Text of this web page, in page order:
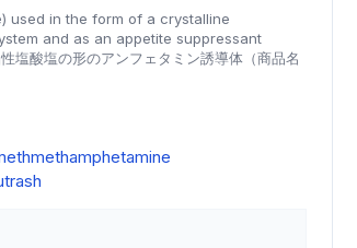
used in the form of a crystalline
and as an appetite suppressant
塩酸塩の形のアンフェタミン誘導体（商品名
methamphetamine
trash